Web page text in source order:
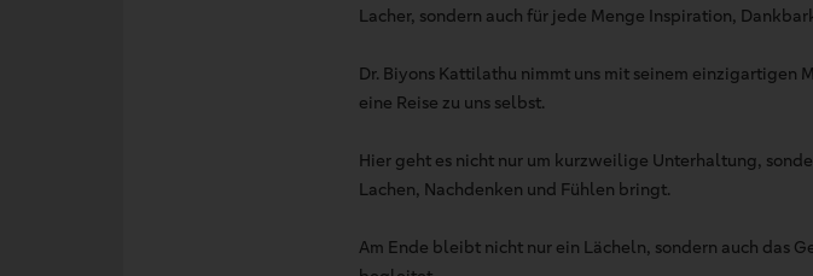
Lacher, sondern auch für jede Menge Inspiration,
Dr. Biyons Kattilathu nimmt uns mit seinem einzigartigen
eine Reise zu uns selbst.
Hier geht es nicht nur um kurzweilige Unterhaltung,
Lachen, Nachdenken und Fühlen bringt.
Am Ende bleibt nicht nur ein Lächeln, sondern auch das